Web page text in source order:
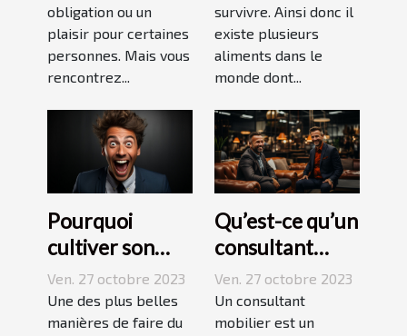
obligation ou un
plaisir pour certaines
personnes. Mais vous
rencontrez...
survivre. Ainsi donc il
existe plusieurs
aliments dans le
monde dont...
Pourquoi
cultiver son
esprit
humoristique ?
Ven. 27 octobre 2023
Une des plus belles
manières de faire du
Qu’est-ce qu’un
consultant
mobilier ?
Ven. 27 octobre 2023
Un consultant
mobilier est un